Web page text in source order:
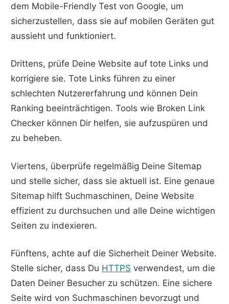
dem Mobile-Friendly Test von Google, um
sicherzustellen, dass sie auf mobilen Geräten gut
aussieht und funktioniert.
Drittens, prüfe Deine Website auf tote Links und
korrigiere sie. Tote Links führen zu einer
schlechten Nutzererfahrung und können Dein
Ranking beeinträchtigen. Tools wie Broken Link
Checker können Dir helfen, sie aufzuspüren und
zu beheben.
Viertens, überprüfe regelmäßig Deine Sitemap
und stelle sicher, dass sie aktuell ist. Eine genaue
Sitemap hilft Suchmaschinen, Deine Website
effizient zu durchsuchen und alle Deine wichtigen
Seiten zu indexieren.
Fünftens, achte auf die Sicherheit Deiner Website.
Stelle sicher, dass Du HTTPS verwendest, um die
Daten Deiner Besucher zu schützen. Eine sichere
Seite wird von Suchmaschinen bevorzugt und